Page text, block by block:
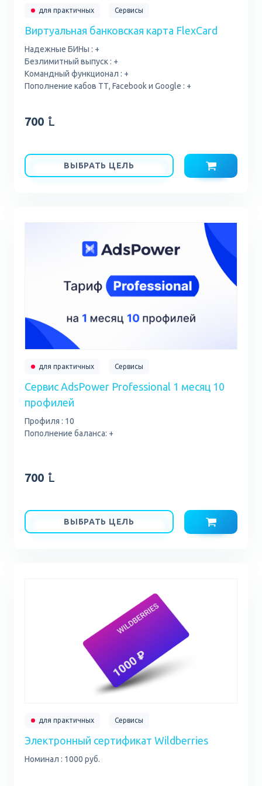
для практичных Сервисы
Виртуальная банковская карта FlexCard
Надежные БИНы : +
Безлимитный выпуск : +
Командный функционал : +
Пополнение кабов ТТ, Facebook и Google : +
700
для практичных Сервисы
Сервис AdsPower Professional 1 месяц 10
профилей
Профиля : 10
Пополнение баланса: +
700
для практичных Сервисы
Электронный сертификат Wildberries
Номинал : 1000 руб.